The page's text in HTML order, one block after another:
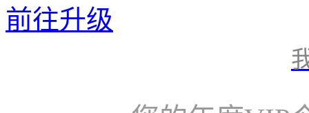
前往升级